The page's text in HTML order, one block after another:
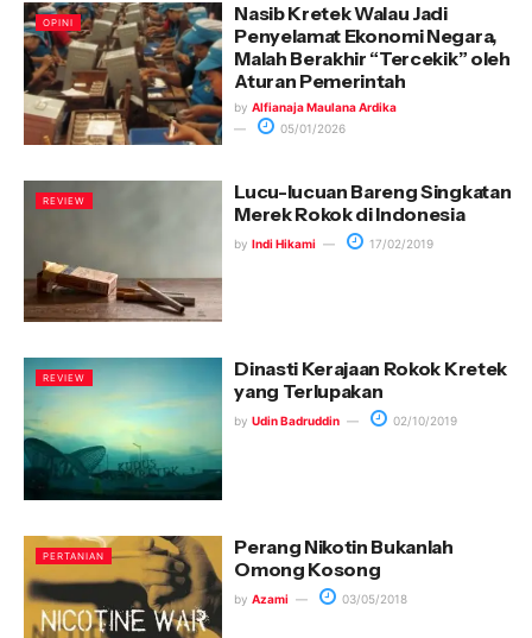
OPINI
Nasib Kretek Walau Jadi
Penyelamat Ekonomi Negara,
Malah Berakhir “Tercekik” oleh
Aturan Pemerintah
by Alfianaja Maulana Ardika
05/01/2026
REVIEW
Lucu-lucuan Bareng Singkatan
Merek Rokok di Indonesia
by Indi Hikami 17/02/2019
REVIEW
Dinasti Kerajaan Rokok Kretek
yang Terlupakan
by Udin Badruddin 02/10/2019
PERTANIAN
Perang Nikotin Bukanlah
Omong Kosong
by Azami 03/05/2018